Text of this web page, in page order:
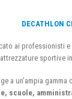
DECATHLON
ai professionisti
sportive
a un’ampia
scuole,